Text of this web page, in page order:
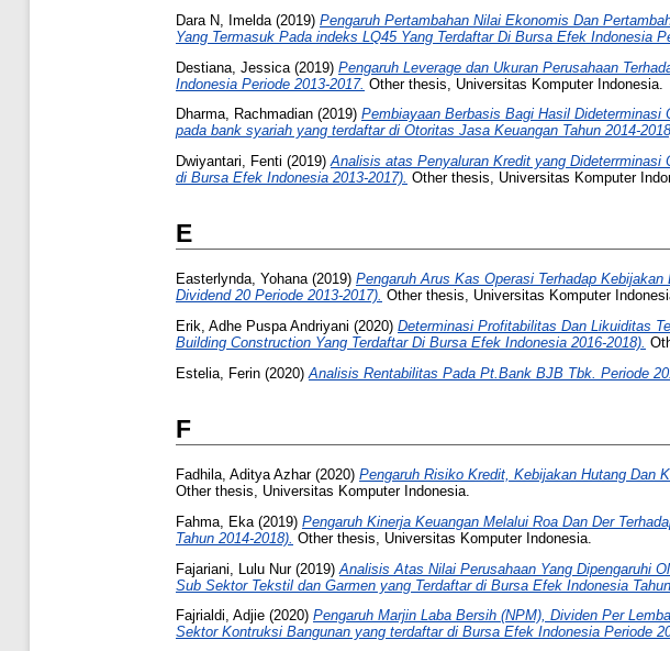
Dara N, Imelda (2019) Pengaruh Pertambahan Nilai Ekonomis Dan
Yang Termasuk Pada indeks LQ45 Yang Terdaftar Di Bursa Efek Indonesia
Destiana, Jessica (2019) Pengaruh Leverage dan Ukuran Perusahaan
Indonesia Periode 2013-2017. Other thesis, Universitas Komputer Indonesia.
Dharma, Rachmadian (2019) Pembiayaan Berbasis Bagi Hasil
pada bank syariah yang terdaftar di Otoritas Jasa Keuangan Tahun 2014-
Dwiyantari, Fenti (2019)Analisis atas Penyaluran Kredit yang Dideterrminasi
di Bursa Efek Indonesia 2013-2017). Other thesis, Universitas Komputer
E
Easterlynda, Yohana(2019) Pengaruh Arus Kas Operasi Terhadap
Dividend 20 Periode 2013-2017). Other thesis, Universitas Komputer
Erik, Adhe Puspa Andriyani (2020) Determinasi Profitabilitas Dan Likuiditas
Building Construction Yang Terdaftar Di Bursa Efek Indonesia 2016-2018).
Estelia, Ferin (2020) Analisis Rentabilitas Pada Pt.Bank BJB Tbk. Periode
F
Fadhila, Aditya Azhar(2020) Pengaruh Risiko Kredit, Kebijakan Hutang Dan
Other thesis, Universitas Komputer Indonesia.
Fahma, Eka (2019) Pengaruh Kinerja Keuangan Melalui Roa Dan Der
Tahun 2014-2018). Other thesis, Universitas Komputer Indonesia.
Fajariani, Lulu Nur(2019) Analisis Atas Nilai Perusahaan Yang Dipengaruhi
Sub Sektor Tekstil dan Garmen yang Terdaftar di Bursa Efek Indonesia Tahun
Fajrialdi, Adjie (2020) Pengaruh Marjin Laba Bersih (NPM), Dividen Per
Sektor Kontruksi Bangunan yang terdaftar di Bursa Efek Indonesia Periode